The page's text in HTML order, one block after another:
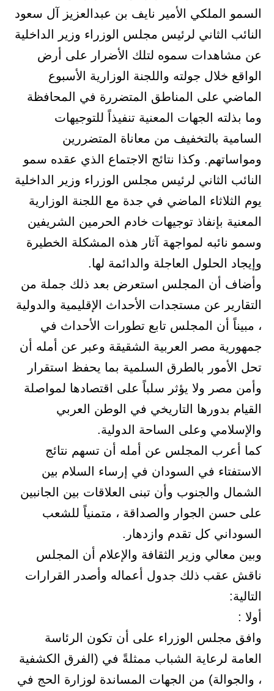
السمو الملكي الأمير نايف بن عبدالعزيز آل سعود
النائب الثاني لرئيس مجلس الوزراء وزير الداخلية
عن مشاهدات سموه لتلك الأضرار على أرض
الواقع خلال جولته واللجنة الوزارية الأسبوع
الماضي على المناطق المتضررة في المحافظة
وما بذلته الجهات المعنية تنفيذاً للتوجيهات
السامية بالتخفيف من معاناة المتضررين
ومواساتهم. وكذا نتائج الاجتماع الذي عقده سمو
النائب الثاني لرئيس مجلس الوزراء وزير الداخلية
يوم الثلاثاء الماضي في جدة مع اللجنة الوزارية
المعنية بإنفاذ توجيهات خادم الحرمين الشريفين
وسمو نائبه لمواجهة آثار هذه المشكلة الخطيرة
وإيجاد الحلول العاجلة والدائمة لها.
وأضاف أن المجلس استعرض بعد ذلك جملة من
التقارير عن مستجدات الأحداث الإقليمية والدولية
، مبيناً أن المجلس تابع تطورات الأحداث في
جمهورية مصر العربية الشقيقة وعبر عن أمله أن
تحل الأمور بالطرق السلمية بما يحفظ استقرار
وأمن مصر ولا يؤثر سلباً على اقتصادها لمواصلة
القيام بدورها التاريخي في الوطن العربي
والإسلامي وعلى الساحة الدولية.
كما أعرب المجلس عن أمله أن تسهم نتائج
الاستفتاء في السودان في إرساء السلام بين
الشمال والجنوب وأن تبنى العلاقات بين الجانبين
على حسن الجوار والصداقة ، متمنياً للشعب
السوداني كل تقدم وازدهار.
وبين معالي وزير الثقافة والإعلام أن المجلس
ناقش عقب ذلك جدول أعماله وأصدر القرارات
التالية:
أولا :
وافق مجلس الوزراء على أن تكون الرئاسة
العامة لرعاية الشباب ممثلةً في (الفرق الكشفية
، والجوالة) من الجهات المساندة لوزارة الحج في